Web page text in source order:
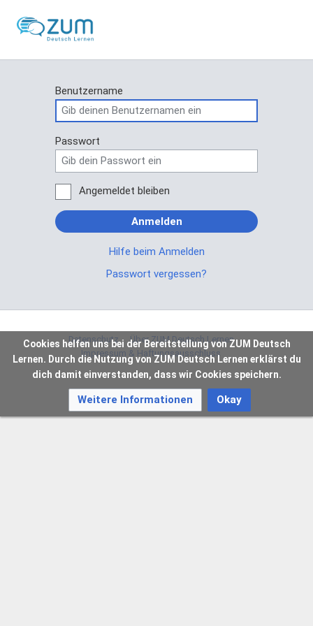
Benutzername
Passwort
Angemeldet bleiben
Anmelden
Hilfe beim Anmelden
Passwort vergessen?
Datenschutz
Über ZUM Deutsch Lernen
Impressum & Haftungsausschluss
Cookies helfen uns bei der Bereitstellung von ZUM Deutsch
Lernen. Durch die Nutzung von ZUM Deutsch Lernen erklärst du
dich damit einverstanden, dass wir Cookies speichern.
Weitere Informationen Okay